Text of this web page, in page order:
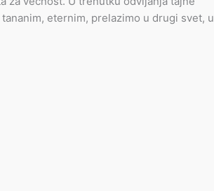
eternim, prelazimo u drugi svet, u